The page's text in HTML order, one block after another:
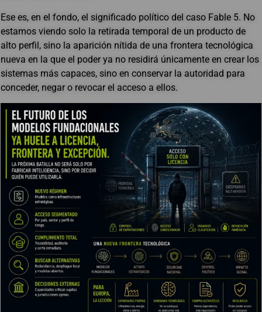
Ese es, en el fondo, el significado político del caso Fable 5. No
estamos viendo solo la retirada temporal de un producto de
alto perfil, sino la aparición nítida de una frontera tecnológica
nueva en la que el poder ya no residirá únicamente en crear los
sistemas más capaces, sino en conservar la autoridad para
conceder, negar o revocar el acceso a ellos.